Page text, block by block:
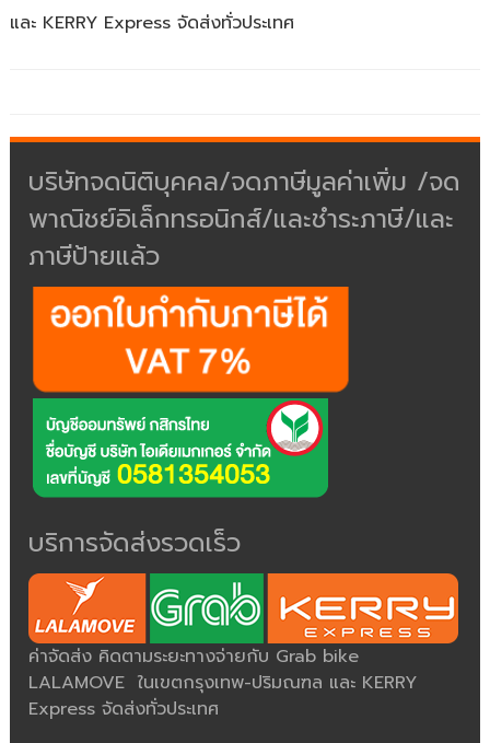
และ KERRY Express จัดส่งทั่วประเทศ
บริษัทจดนิติบุคคล/จดภาษีมูลค่าเพิ่ม /จด
พาณิชย์อิเล็กทรอนิกส์/และชำระภาษี/และ
ภาษีป้ายแล้ว
บริการจัดส่งรวดเร็ว
ค่าจัดส่ง คิดตามระยะทางจ่ายกับ Grab bike
LALAMOVE ในเขตกรุงเทพ-ปริมณฑล และ KERRY
Express จัดส่งทั่วประเทศ